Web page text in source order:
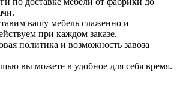
вашу мебель слаженно и
при каждом заказе.
политика и возможность завоза
вы можете в удобное для себя время.